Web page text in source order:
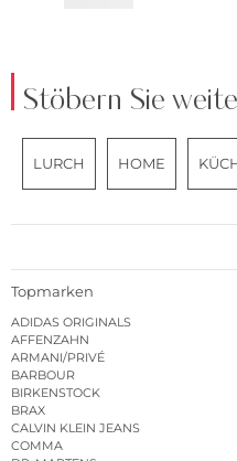
Stöbern Sie
LURCH HOME
Topmarken
ADIDAS ORIGINALS
AFFENZAHN
ARMANI/PRIVÉ
BARBOUR
BIRKENSTOCK
BRAX
CALVIN KLEIN JEANS
COMMA